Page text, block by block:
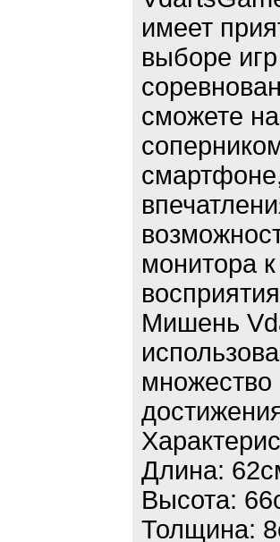
имеет
выборе
сможете
монитора
Мишень
множество
Длина:
Высота:
Толщина: